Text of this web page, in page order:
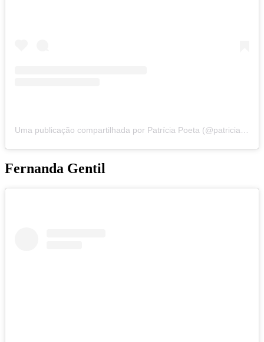
Fernanda Gentil